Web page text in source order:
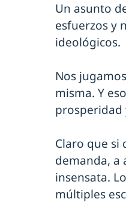
Un asunto
esfuerzos y
ideológicos.
Nos
misma. Y
prosperidad
Claro que si
demanda, a
insensata.
múltiples